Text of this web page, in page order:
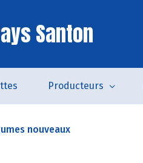
Santon
Producteurs
nouveaux